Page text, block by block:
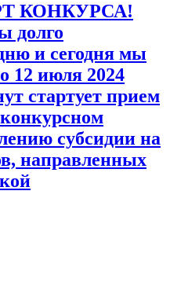
КОНКУРСА!
долго
и сегодня мы
12 июля 2024
стартует прием
субсидии на
направленных